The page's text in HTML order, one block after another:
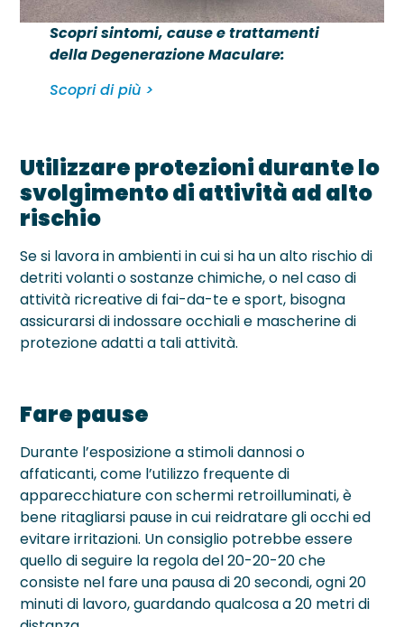
Scopri sintomi, cause e trattamenti
della Degenerazione Maculare:
Scopri di più >
Utilizzare protezioni durante lo
svolgimento di attività ad alto
rischio
Se si lavora in ambienti in cui si ha un alto rischio di
detriti volanti o sostanze chimiche, o nel caso di
attività ricreative di fai-da-te e sport, bisogna
assicurarsi di indossare occhiali e mascherine di
protezione adatti a tali attività.
Fare pause
Durante l’esposizione a stimoli dannosi o
affaticanti, come l’utilizzo frequente di
apparecchiature con schermi retroilluminati, è
bene ritagliarsi pause in cui reidratare gli occhi ed
evitare irritazioni. Un consiglio potrebbe essere
quello di seguire la regola del 20-20-20 che
consiste nel fare una pausa di 20 secondi, ogni 20
minuti di lavoro, guardando qualcosa a 20 metri di